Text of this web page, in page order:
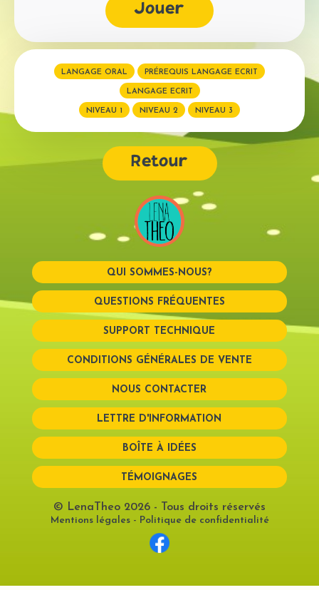
Jouer
LANGAGE ORAL PRÉREQUIS LANGAGE ECRIT
LANGAGE ECRIT
NIVEAU 1 NIVEAU 2 NIVEAU 3
Retour
QUI SOMMES-NOUS?
QUESTIONS FRÉQUENTES
SUPPORT TECHNIQUE
CONDITIONS GÉNÉRALES DE VENTE
NOUS CONTACTER
LETTRE D'INFORMATION
BOÎTE À IDÉES
TÉMOIGNAGES
© LenaTheo 2026 - Tous droits réservés
Mentions légales- Politique de confidentialité